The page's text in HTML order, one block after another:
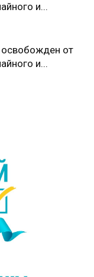
и...
от
и...